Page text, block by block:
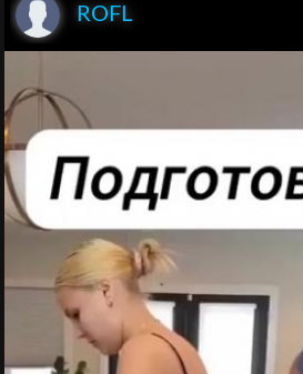
ROFL